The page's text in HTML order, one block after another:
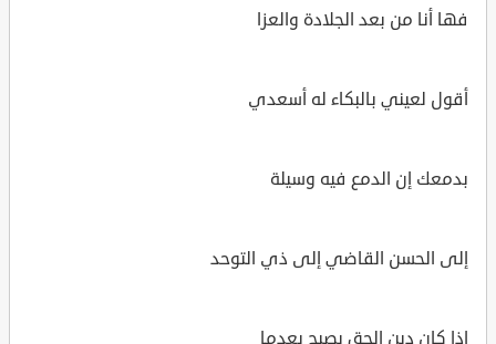
فها أنا من بعد الجلادة والعزا
أقول لعيني بالبكاء له أسعدي
بدمعك إن الدمع فيه وسيلة
إلى الحسن القاضي إلى ذي التوحد
إذا كان دين الحق يصبح بعدما